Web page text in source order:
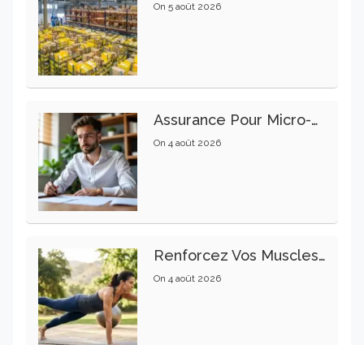
On 5 août 2026
Assurance Pour Micro-Entrepreneur : Les Garanties Essentielles À Connaître
On 4 août 2026
Renforcez Vos Muscles Profonds Pour Apaiser Votre Mal De Dos
On 4 août 2026